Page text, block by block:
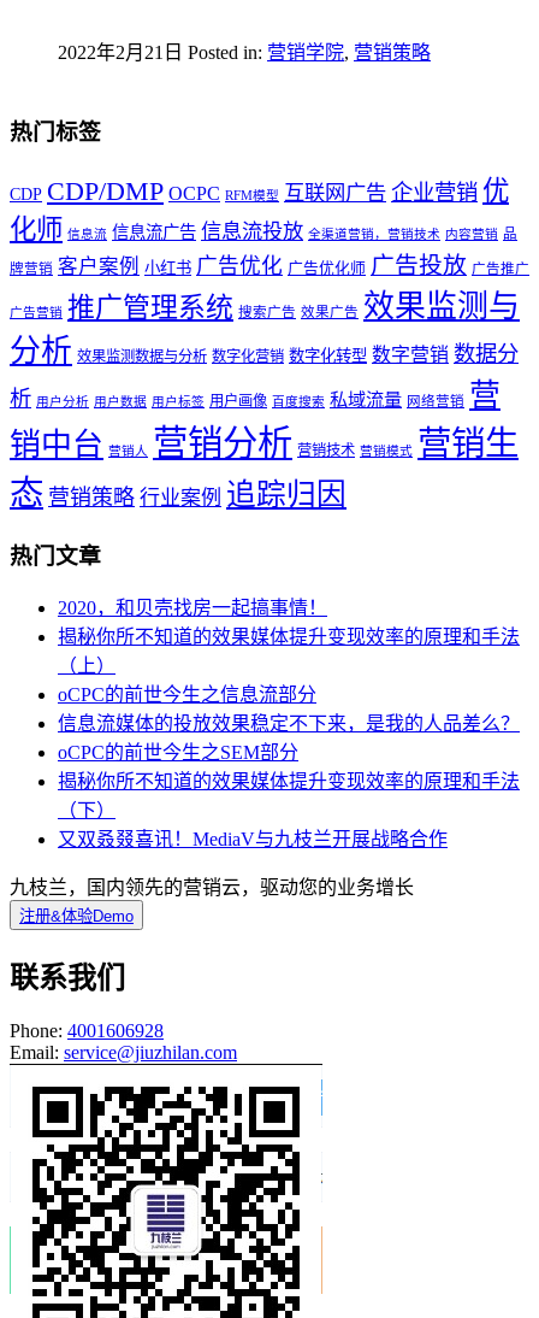
2022年2月21日 Posted in: 营销学院, 营销策略
热门标签
CDP CDP/DMP OCPC RFM模型 互联网广告 企业营销 优
化师 信息流 信息流广告 信息流投放 全渠道营销，营销技术 内容营销 品
牌营销 客户案例 小红书 广告优化 广告优化师 广告投放 广告推广
广告营销 推广管理系统 搜索广告 效果广告 效果监测与
分析 效果监测数据与分析 数字化营销 数字化转型 数字营销 数据分
析 用户分析 用户数据 用户标签 用户画像 百度搜索 私域流量 网络营销 营
销中台 营销人 营销分析 营销技术 营销模式 营销生
态 营销策略 行业案例 追踪归因
热门文章
2020，和贝壳找房一起搞事情！
揭秘你所不知道的效果媒体提升变现效率的原理和手法
（上）
oCPC的前世今生之信息流部分
信息流媒体的投放效果稳定不下来，是我的人品差么？
oCPC的前世今生之SEM部分
揭秘你所不知道的效果媒体提升变现效率的原理和手法
（下）
又双叒叕喜讯！MediaV与九枝兰开展战略合作
九枝兰，国内领先的营销云，驱动您的业务增长
注册&体验Demo
联系我们
Phone: 4001606928
Email: service@jiuzhilan.com